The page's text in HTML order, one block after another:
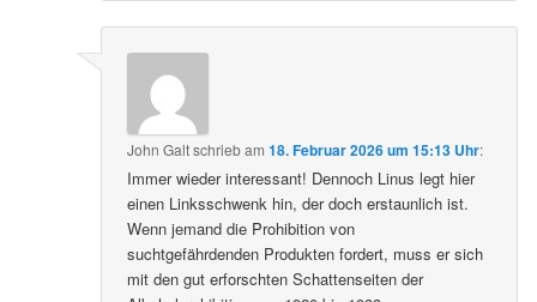
John Galtschriebam18. Februar 2026 um 15:13 Uhr:
Immer wieder interessant! Dennoch Linus legt hier
einen Linksschwenk hin, der doch erstaunlich ist.
Wenn jemand die Prohibition von
suchtgefährdenden Produkten fordert, muss er sich
mit den gut erforschten Schattenseiten der